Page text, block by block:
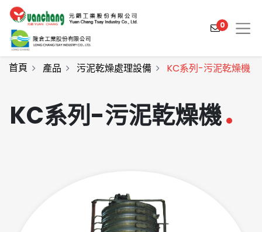
產品介紹
0
首頁 產品 污泥乾燥處理設備 KC系列-污泥乾燥機
KC系列-污泥乾燥機